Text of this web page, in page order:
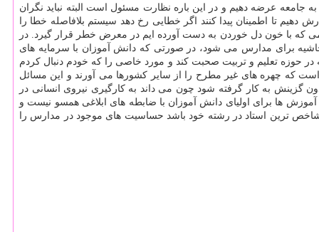
عرضه دهیم و در این باره نظارت مسئول است البته نباید نگران
تا اطمینان پیدا كنند اگر خطایی رخ دهد سیستم بلافاصله خطا را
كه با خون دل خوردن به دست آورده ایم در معرض خطر قرار گیرد. در
برای مدارس می شود، در صورتی كه دانش آموزان با سرمایه های
حوزه تعلیم و تربیت صحبت كند و مورد خاصی را كه خودم دنبال كردم
كه چهره های غیر مطرح را از سایر كشورها می آورند و این مسائل
به كار گرفته شود چون می داند به كارگیری نیروی انسانی در
ها برای اولیای دانش آموزان با ضابطه های ابلاغی همسو نیست و
ترین استاد در رشته خود باشد حساسیت های موجود در مدارس را